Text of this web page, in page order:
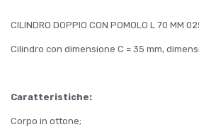
CILINDRO DOPPIO CON POMOLO L 70 MM
Cilindro con dimensione C = 35 mm,
Caratteristiche:
Corpo in ottone;